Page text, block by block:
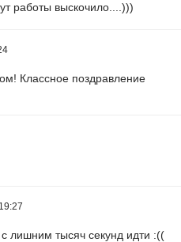
работы выскочило....)))
Классное поздравление
лишним тысяч секунд идти :((